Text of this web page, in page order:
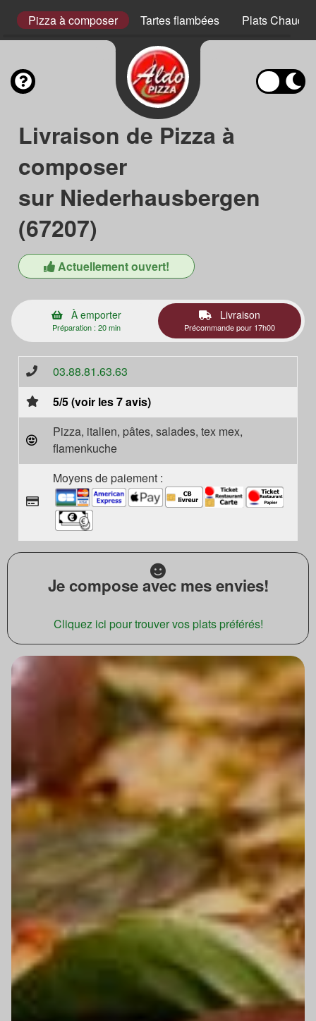
Pizza à composer Tartes flambées Plats Chauds
Livraison de Pizza à
composer
sur Niederhausbergen
(67207)
Actuellement ouvert!
À emporter
Préparation : 20 min
Livraison
Précommande pour 17h00
03.88.81.63.63
5/5 (voir les 7 avis)
Pizza, italien, pâtes, salades, tex mex,
flamenkuche
Moyens de paiement :
Je compose avec mes envies!
Cliquez ici pour trouver vos plats préférés!